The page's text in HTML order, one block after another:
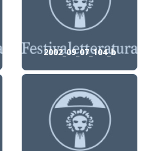
2002_09_07_104_b